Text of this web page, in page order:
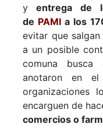
y entrega de
de PAMIa los
evitar que
a un posible
comuna
anotaron en
organizaciones
encarguen de
comercios o